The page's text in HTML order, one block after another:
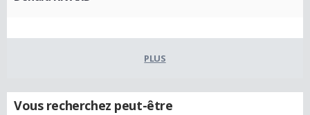
PLUS
Vous recherchez peut-être